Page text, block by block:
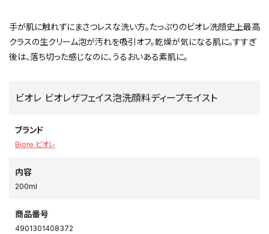
手が肌に触れずにまさつレスな洗い方。たっぷりのビオレ洗顔史上最高
クラスの生クリーム泡が汚れを吸引オフ。乾燥が気になる肌に。すすぎ
後は、落ち切った感じなのに、うるおいある素肌に。
ビオレ ビオレザフェイス泡洗顔料ディープモイスト
ブランド
Biore ビオレ
内容
200ml
商品番号
4901301408372